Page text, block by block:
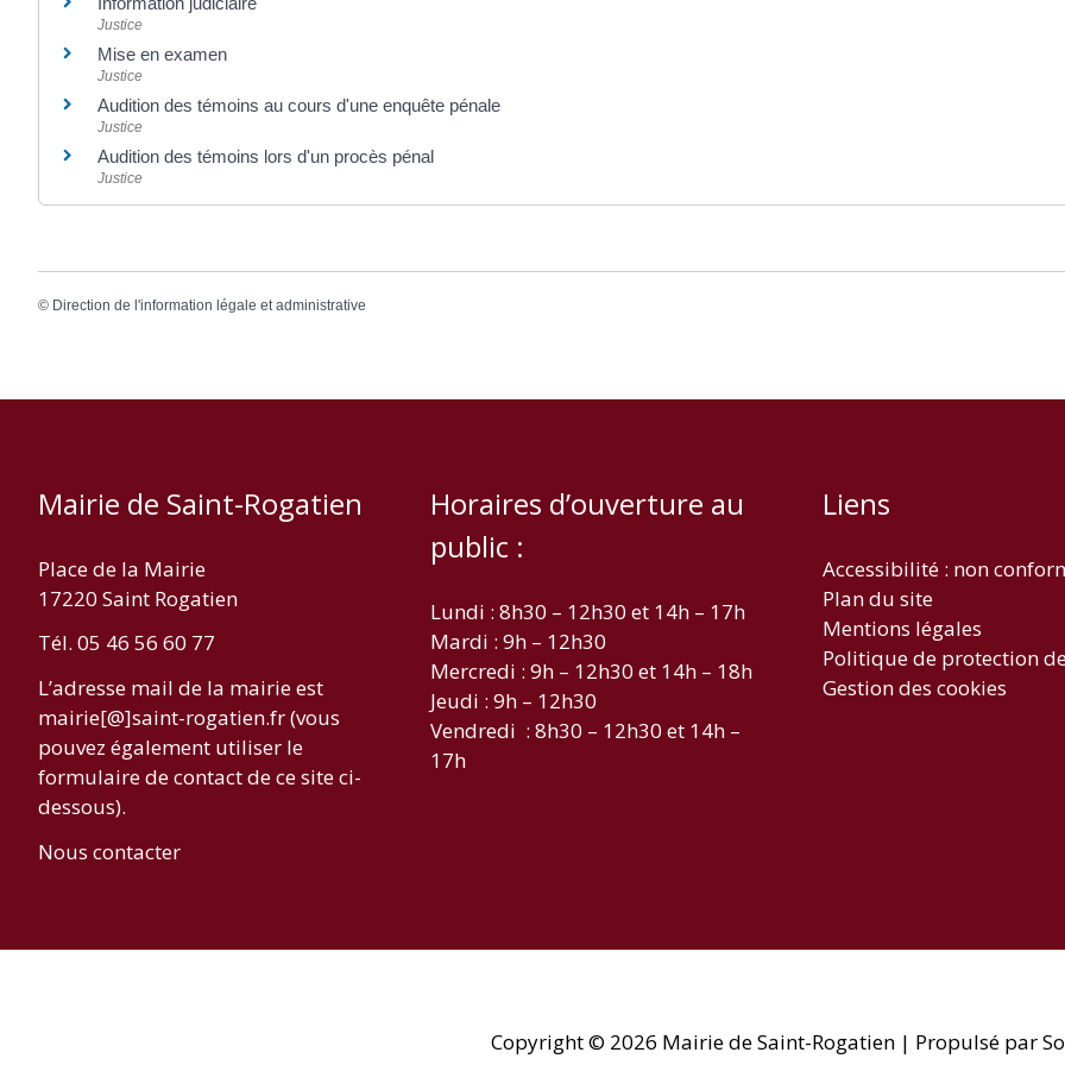
Justice
Mise en examen
Justice
Audition des témoins au cours d'une enquête pénale
Justice
Audition des témoins lors d'un procès pénal
Justice
© Direction de l'information légale et administrative
Mairie de Saint-Rogatien
Place de la Mairie
17220 Saint Rogatien
Tél. 05 46 56 60 77
L’adresse mail de la mairie est
mairie[@]saint-rogatien.fr (vous
pouvez également utiliser le
formulaire de contact de ce site ci-
dessous).
Nous contacter
Horaires d’ouverture au
public :
Lundi : 8h30 – 12h30 et 14h – 17h
Mardi : 9h – 12h30
Mercredi : 9h – 12h30 et 14h – 18h
Jeudi : 9h – 12h30
Vendredi : 8h30 – 12h30 et 14h –
17h
Liens
Accessibilité : non
Plan du site
Mentions légales
Politique de protection
Gestion des cookies
Copyright © 2026 Mairie de Saint-Rogatien| Propulsé par